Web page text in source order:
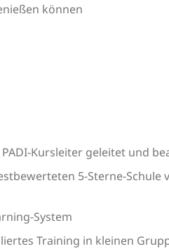
können
Kursleiter geleitet und
5-Sterne-Schule
System
Training in kleinen